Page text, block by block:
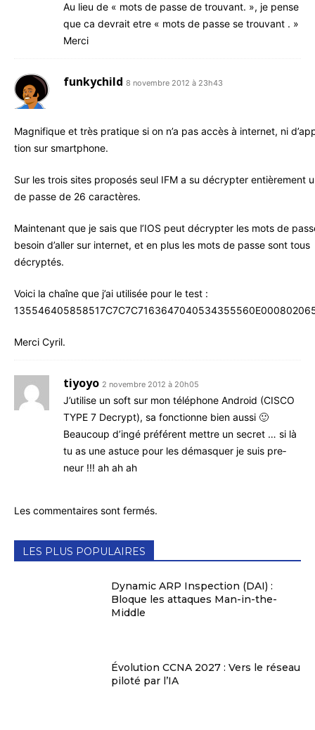
Au lieu de « mots de passe de trou­vant. », je pense
que ca devrait etre « mots de passe se trouvant . »
Merci
funkychild 8 novembre 2012 à 23h43
Magni­fique et très pra­tique si on n’a pas accès à inter­net, ni
tion sur smartphone.
Sur les trois sites pro­po­sés seul IFM a su décryp­ter entiè­re­ment
de passe de 26 caractères.
Main­te­nant que je sais que l’IOS peut décryp­ter les mots de
besoin d’al­ler sur inter­net, et en plus les mots de passe sont tous
décryptés.
Voi­ci la chaîne que j’ai uti­li­sée pour le test :
Mer­ci Cyril.
tiyoyo 2 novembre 2012 à 20h05
J’u­ti­lise un soft sur mon télé­phone Android (CISCO
TYPE 7 Decrypt), sa fonc­tionne bien aussi 🙂
Beau­coup d’in­gé pré­fé­rent mettre un secret … si là
tu as une astuce pour les démas­quer je suis pre­
neur !!! ah ah ah
Les commentaires sont fermés.
LES PLUS POPULAIRES
Dynamic ARP Inspection (DAI) :
Bloque les attaques Man-in-the-
Middle
Évolution CCNA 2027 : Vers le réseau
piloté par l’IA